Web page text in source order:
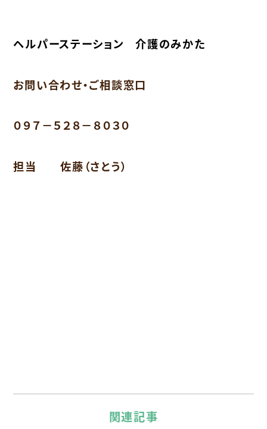
ヘルパーステーション 介護のみかた
お問い合わせ・ご相談窓口
０９７－５２８－８０３０
担当 佐藤（さとう）
関連記事